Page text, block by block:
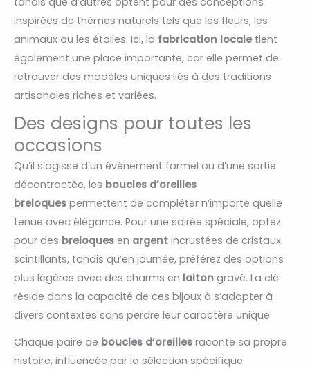
inspirées de thèmes naturels tels que les fleurs, les
animaux ou les étoiles. Ici, la fabrication localetient
également une place importante, car elle permet de
retrouver des modèles uniques liés à des traditions
artisanales riches et variées.
Des designs pour toutes les
occasions
Qu’il s’agisse d’un événement formel ou d’une sortie
décontractée, les boucles d’oreilles
breloques permettent de compléter n’importe quelle
tenue avec élégance. Pour une soirée spéciale, optez
pour des breloques en argent incrustées de cristaux
scintillants, tandis qu’en journée, préférez des options
plus légères avec des charms en laiton gravé. La clé
réside dans la capacité de ces bijoux à s’adapter à
divers contextes sans perdre leur caractère unique.
Chaque paire de boucles d’oreilles raconte sa propre
histoire, influencée par la sélection spécifique